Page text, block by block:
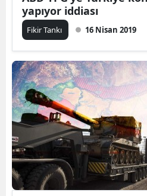
yapıyor iddiası
Fikir Tankı 16 Nisan 2019